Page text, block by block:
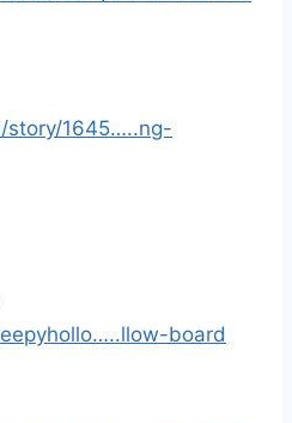
story/1645…..ng-
board